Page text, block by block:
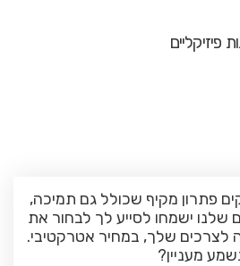
פיזיקליים
פתרון מקיף שכולל גם תמיכה,
שלנו ישמחו לסייע לך לבחור את
שלך, במחיר אטרקטיבי.
מעניין?